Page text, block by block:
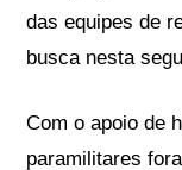
das equipes de
busca nesta
Com o apoio de
paramilitares